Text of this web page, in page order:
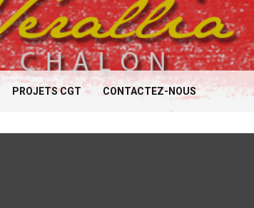
PROJETS CGT CONTACTEZ-NOUS